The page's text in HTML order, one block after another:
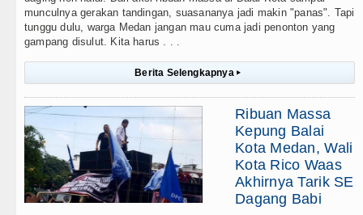
munculnya gerakan tandingan, suasananya jadi makin "panas". Tapi
tunggu dulu, warga Medan jangan mau cuma jadi penonton yang
gampang disulut. Kita harus . . .
Berita Selengkapnya ▸
Ribuan Massa
Kepung Balai
Kota Medan, Wali
Kota Rico Waas
Akhirnya Tarik SE
Dagang Babi